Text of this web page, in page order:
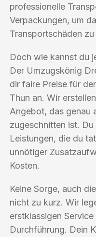
professionelle
Verpackungen, um
Transportschäden zu
Doch wie kannst du
Der Umzugskönig
dir faire Preise für
Thun an. Wir
Angebot, das genau
zugeschnitten ist.
Leistungen, die du
unnötiger
Kosten.
Keine Sorge, auch
nicht zu kurz. Wir
erstklassigen
Durchführung. Dein